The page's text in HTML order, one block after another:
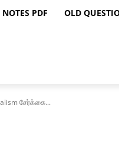
PDF OLD
சேர்க்கை...